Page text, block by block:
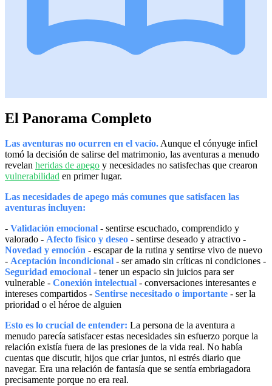
El Panorama Completo
Las aventuras no ocurren en el vacío.Aunque el cónyuge infiel
tomó la decisión de salirse del matrimonio, las aventuras a menudo
revelan heridas de apego y necesidades no satisfechas que crearon
vulnerabilidad en primer lugar.
Las necesidades de apego más comunes que satisfacen las
aventuras incluyen:
- Validación emocional - sentirse escuchado, comprendido y
valorado - Afecto físico y deseo - sentirse deseado y atractivo -
Novedad y emoción - escapar de la rutina y sentirse vivo de nuevo
- Aceptación incondicional - ser amado sin críticas ni condiciones -
Seguridad emocional - tener un espacio sin juicios para ser
vulnerable - Conexión intelectual - conversaciones interesantes e
intereses compartidos - Sentirse necesitado o importante - ser la
prioridad o el héroe de alguien
Esto es lo crucial de entender: La persona de la aventura a
menudo parecía satisfacer estas necesidades sin esfuerzo porque la
relación existía fuera de las presiones de la vida real. No había
cuentas que discutir, hijos que criar juntos, ni estrés diario que
navegar. Era una relación de fantasía que se sentía embriagadora
precisamente porque no era real.